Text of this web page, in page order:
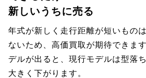
新しいうちに売る
年式が新しく走行距離が短いもの
ないため、高価買取が期待できま
デルが出ると、現行モデルは型落
大きく下がります。